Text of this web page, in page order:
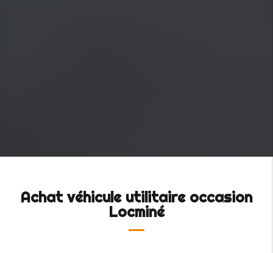
Achat véhicule utilitaire occasion
Locminé